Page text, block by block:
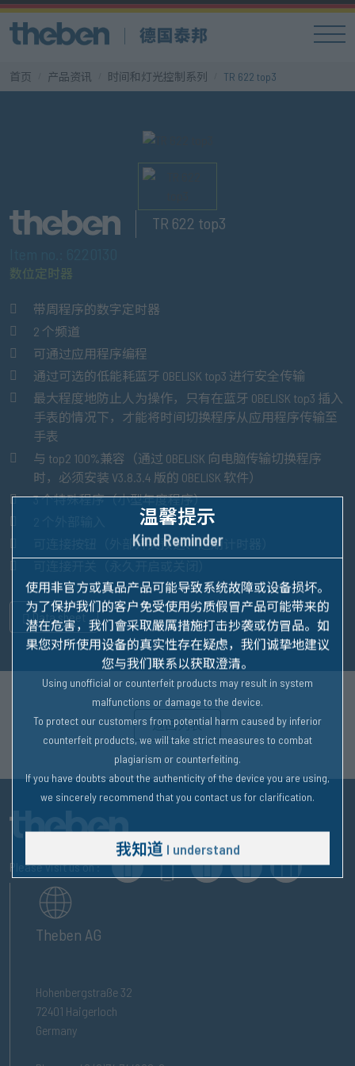
首页 产品资讯 时间和灯光控制系列 TR 622 top3
TR 622 top3
数位定时器
带周程序的数字定时器
2 个频道
可通过应用程序编程
通过可选的低能耗蓝牙 OBELISK top3 进行安全传输
最大程度地防止人为操作，只有在蓝牙 OBELISK top3 插入
手表的情况下，才能将时间切换程序从应用程序传输至
手表
与 top2 100%兼容（通过 OBELISK 向电脑传输切换程序
时，必须安装 V3.8.3.4 版的 OBELISK 软件）
3 个特殊程序（小型年度程序）
可连接按钮（外部开关预选、过期计时器）
Data sheet
返回列表
Please visit us on :
Theben AG
Hohenbergstraße 32
72401 Haigerloch
Germany
温馨提示
Kind Reminder
使用非官方或真品产品可能导致系统故障或设备损坏。
为了保护我们的客户免受使用劣质假冒产品可能带来的
潜在危害，我们會采取嚴厲措施打击抄袭或仿冒品。 如
果您对所使用设备的真实性存在疑虑，我们诚挚地建议
您与我们联系以获取澄清。
Using unofficial or counterfeit products may result in system
malfunctions or damage to the device.
To protect our customers from potential harm caused by inferior
counterfeit products, we will take strict measures to combat
plagiarism or counterfeiting.
If you have doubts about the authenticity of the device you are using,
we sincerely recommend that you contact us for clarification.
我知道 I understand